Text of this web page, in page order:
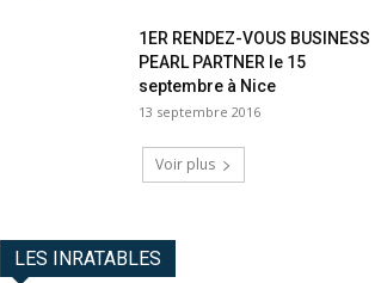
1ER RENDEZ-VOUS BUSINESS
PEARL PARTNER le 15
septembre à Nice
13 septembre 2016
Voir plus
LES INRATABLES